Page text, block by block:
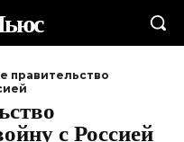
правительство
с Россией